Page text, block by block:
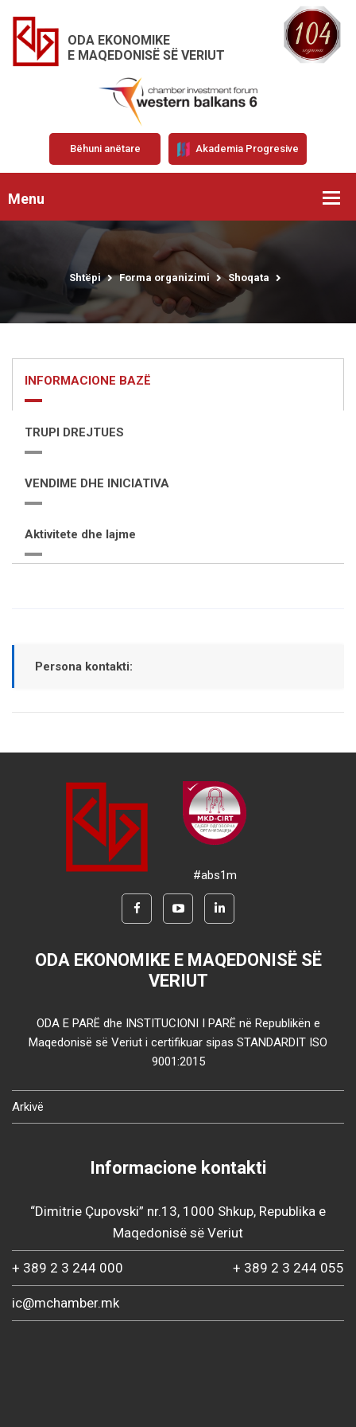
ODA EKONOMIKE
E MAQEDONISË SË VERIUT
Bëhuni anëtare Akademia Progresive
Menu
Shtëpi Forma organizimi Shoqata
INFORMACIONE BAZË
TRUPI DREJTUES
VENDIME DHE INICIATIVA
Aktivitete dhe lajme
Persona kontakti:
#abs1m
ODA EKONOMIKE E MAQEDONISË SË
VERIUT
ODA E PARË dhe INSTITUCIONI I PARË në Republikën e
Maqedonisë së Veriut i certifikuar sipas STANDARDIT ISO
9001:2015
Arkivë
Informacione kontakti
“Dimitrie Çupovski” nr.13, 1000 Shkup, Republika e
Maqedonisë së Veriut
+ 389 2 3 244 000 + 389 2 3 244 055
ic@mchamber.mk